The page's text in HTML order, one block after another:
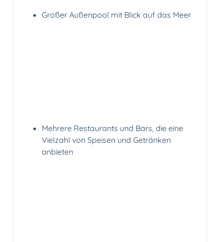
Großer Außenpool mit Blick auf das Meer
Mehrere Restaurants und Bars, die eine
Vielzahl von Speisen und Getränken
anbieten